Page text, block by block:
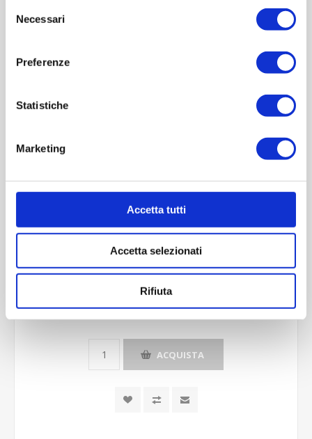
delNecessari
Preferenze
Statistiche
Marketing
Accetta tutti
Accetta selezionati
Rifiuta
Diametro (mm):46
Altezza (mm):250
Larghezza (mm):54
Quantità per imballo (ordine minimo 1 collo):2200
Cod.: ETU023
Please select the address you want to ship to
ACQUISTA